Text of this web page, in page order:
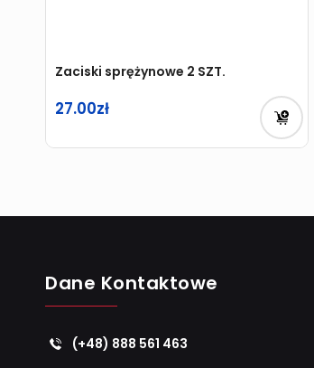
Zaciski sprężynowe 2 SZT.
27.00
Dane Kontaktowe
(+48) 888 561 463